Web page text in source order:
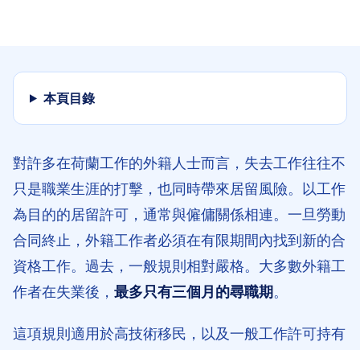
本頁目錄
對許多在荷蘭工作的外籍人士而言，失去工作往往不
只是職業生涯的打擊，也同時帶來居留風險。以工作
為目的的居留許可，通常與僱傭關係相連。一旦勞動
合同終止，外籍工作者必須在有限期間內找到新的合
資格工作。過去，一般規則相對嚴格。大多數外籍工
作者在失業後， 最多只有三個月的尋職期。
這項規則適用於高技術移民，以及一般工作許可持有